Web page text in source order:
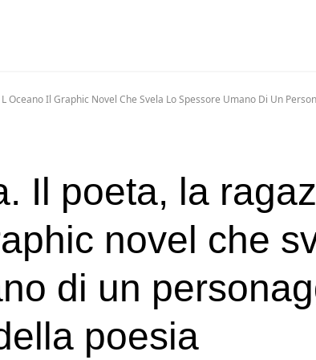
Oceano Il Graphic Novel Che Svela Lo Spessore Umano Di Un
Il poeta, la
novel che
di un
poesia